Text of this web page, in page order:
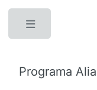
Programa